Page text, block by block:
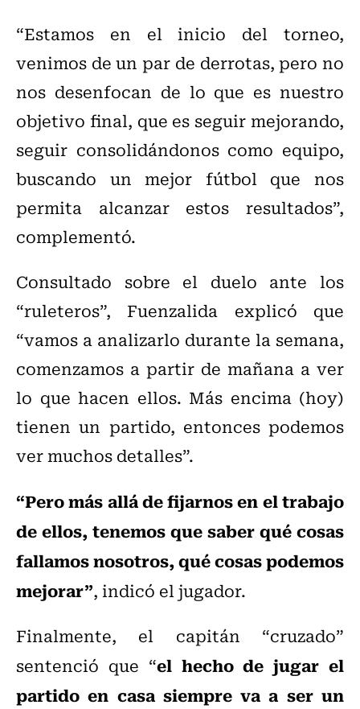
“Estamos en el inicio del torneo,
venimos de un par de derrotas, pero no
nos desenfocan de lo que es nuestro
objetivo final, que es seguir mejorando,
seguir consolidándonos como equipo,
buscando un mejor fútbol que nos
permita alcanzar estos resultados”,
complementó.
Consultado sobre el duelo ante los
“ruleteros”, Fuenzalida explicó que
“vamos a analizarlo durante la semana,
comenzamos a partir de mañana a ver
lo que hacen ellos. Más encima (hoy)
tienen un partido, entonces podemos
ver muchos detalles”.
“Pero más allá de fijarnos en el trabajo
de ellos, tenemos que saber qué cosas
fallamos nosotros, qué cosas podemos
mejorar”, indicó el jugador.
Finalmente, el capitán “cruzado”
sentenció que “el hecho de jugar el
partido en casa siempre va a ser un